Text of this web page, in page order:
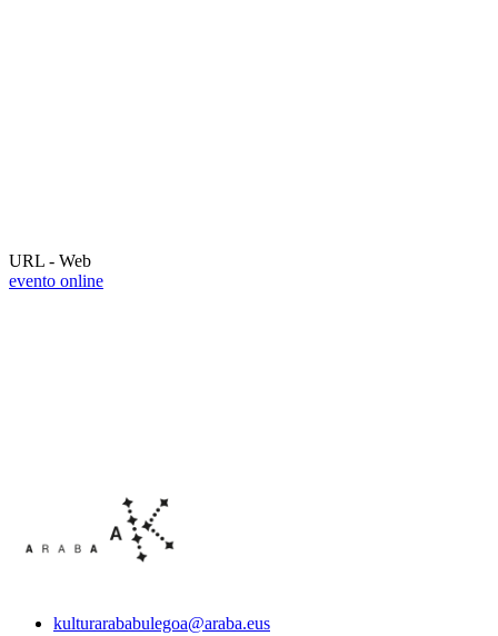
URL - Web
evento online
kulturarababulegoa@araba.eus